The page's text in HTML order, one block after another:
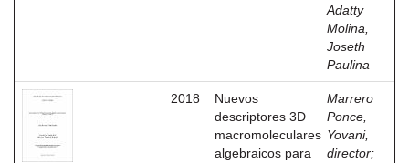
Adatty
Molina,
Joseth
Paulina
2018
Nuevos
descriptores 3D
macromoleculares
algebraicos para
Marrero
Ponce,
Yovani,
director;